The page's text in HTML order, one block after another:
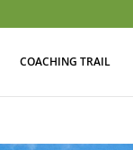
COACHING TRAIL